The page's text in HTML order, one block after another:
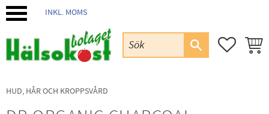
INKL. MOMS
HUD, HÅR OCH KROPPSVÅRD